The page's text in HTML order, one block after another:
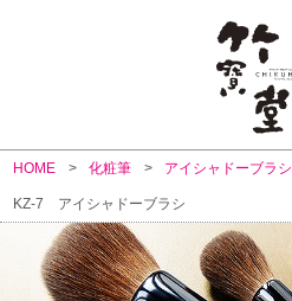
HOME 化粧筆 アイシャドーブラシ
KZ-7 アイシャドーブラシ